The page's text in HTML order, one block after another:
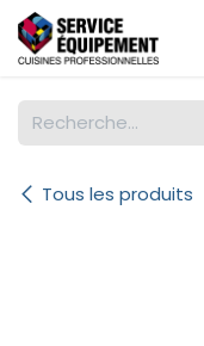
Se rendre au contenu
Tous les produits